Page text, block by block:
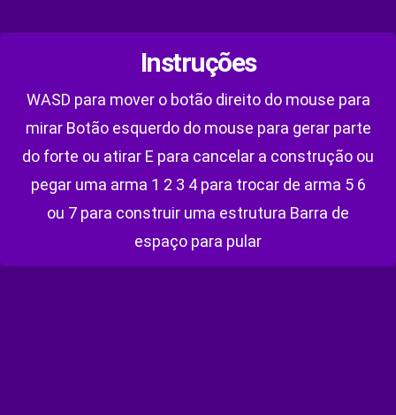
Instruções
WASD para mover o botão direito do mouse para
mirar Botão esquerdo do mouse para gerar parte
do forte ou atirar E para cancelar a construção ou
pegar uma arma 1 2 3 4 para trocar de arma 5 6
ou 7 para construir uma estrutura Barra de
espaço para pular